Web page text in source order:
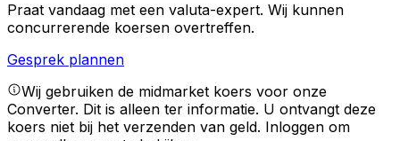
Praat vandaag met een valuta-expert. Wij kunnen
concurrerende koersen overtreffen.
Gesprek plannen
Wij gebruiken de midmarket koers voor onze
Converter. Dit is alleen ter informatie. U ontvangt deze
koers niet bij het verzenden van geld. Inloggen om